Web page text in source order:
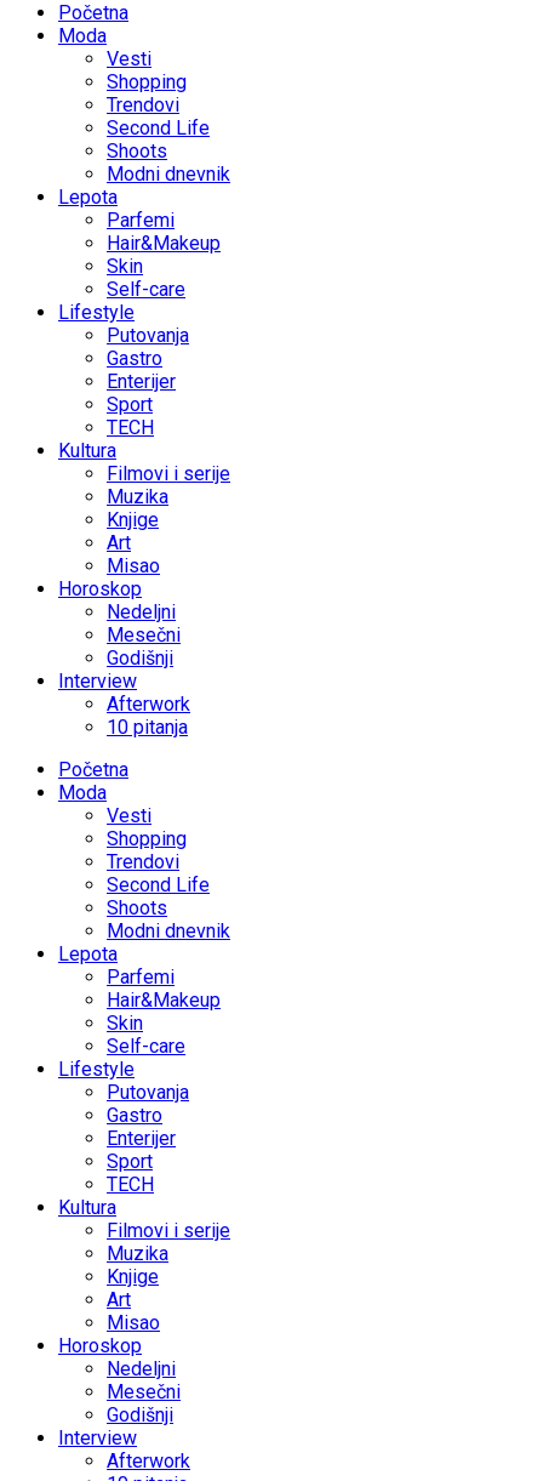
Početna
Moda
Vesti
Shopping
Trendovi
Second Life
Shoots
Modni dnevnik
Lepota
Parfemi
Hair&Makeup
Skin
Self-care
Lifestyle
Putovanja
Gastro
Enterijer
Sport
TECH
Kultura
Filmovi i serije
Muzika
Knjige
Art
Misao
Horoskop
Nedeljni
Mesečni
Godišnji
Interview
Afterwork
10 pitanja
Početna
Moda
Vesti
Shopping
Trendovi
Second Life
Shoots
Modni dnevnik
Lepota
Parfemi
Hair&Makeup
Skin
Self-care
Lifestyle
Putovanja
Gastro
Enterijer
Sport
TECH
Kultura
Filmovi i serije
Muzika
Knjige
Art
Misao
Horoskop
Nedeljni
Mesečni
Godišnji
Interview
Afterwork